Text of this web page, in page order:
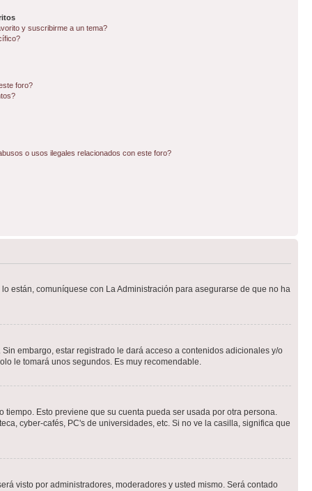
y suscribirme a un tema?
foro?
o usos ilegales relacionados con este foro?
están, comuníquese con La Administración para asegurarse de que no ha
embargo, estar registrado le dará acceso a contenidos adicionales y/o
le tomará unos segundos. Es muy recomendable.
Esto previene que su cuenta pueda ser usada por otra persona.
cyber-cafés, PC's de universidades, etc. Si no ve la casilla, significa que
visto por administradores, moderadores y usted mismo. Será contado